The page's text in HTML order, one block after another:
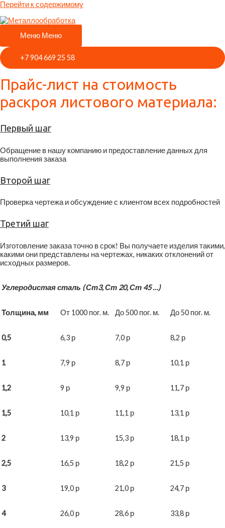
Перейти к содержимому
Меню Меню
+7 904 669 25 58
Прайс-лист на стоимость
раскроя листового материала:
Первый шаг
Обращение в нашу компанию и предоставление данных для
выполнения заказа
Второй шаг
Проверка чертежа и обсуждение с клиентом всех подробностей
Третий шаг
Изготовление заказа точно в срок! Вы получаете изделия такими,
какими они представлены на чертежах, никаких отклонений от
исходных размеров.
Углеродистая сталь ( Ст3, Ст 20, Ст 45 …)
Толщина, мм От 1000 пог. м. До 500 пог. м. До 50 пог. м.
0,5 6,3 р 7,0 р 8,2 р
1 7,9 р 8,7 р 10,1 р
1,2 9 р 9,9 р 11,7 р
1,5 10,1 р 11,1 р 13,1 р
2 13,9 р 15,3 р 18,1 р
2,5 16,5 р 18,2 р 21,5 р
3 19,0 р 21,0 р 24,7 р
4 26,0 р 28,6 р 33,8 р